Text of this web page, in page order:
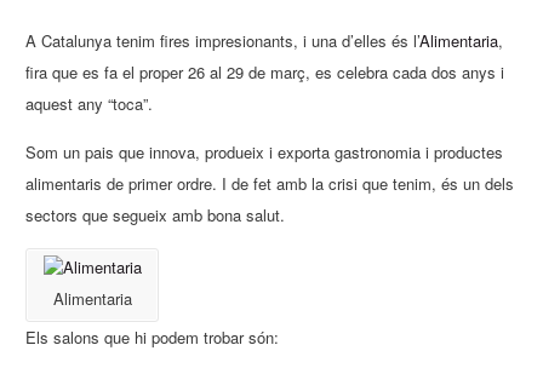
A Catalunya tenim fires impresionants, i una d’elles és l’Alimentaria,
fira que es fa el proper 26 al 29 de març, es celebra cada dos anys i
aquest any “toca”.
Som un pais que innova, produeix i exporta gastronomia i productes
alimentaris de primer ordre. I de fet amb la crisi que tenim, és un dels
sectors que segueix amb bona salut.
Alimentaria
Els salons que hi podem trobar són: